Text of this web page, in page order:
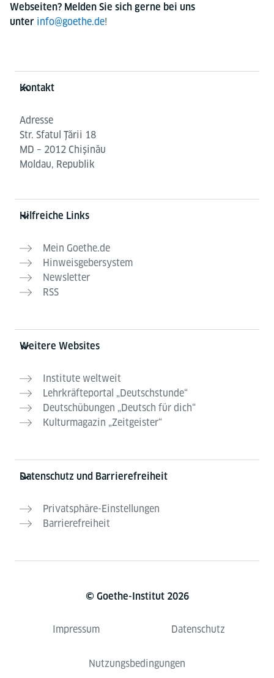
Webseiten? Melden Sie sich gerne bei uns
unter info@goethe.de!
Service- und Informationsbereich
Kontakt
Adresse
Str. Sfatul Ţării 18
MD – 2012 Chişinău
Moldau, Republik
Hilfreiche Links
Mein Goethe.de
Hinweisgebersystem
Newsletter
RSS
Weitere Websites
Institute weltweit
Lehrkräfteportal „Deutschstunde“
Deutschübungen „Deutsch für dich“
Kulturmagazin „Zeitgeister“
Datenschutz und Barrierefreiheit
Privatsphäre-Einstellungen
Barrierefreiheit
© Goethe-Institut 2026
Impressum Datenschutz
Nutzungsbedingungen